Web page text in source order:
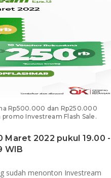
Rp500.000 dan Rp250.000
Investream Flash Sale.
2022 pukul 19.00 -
WIB
sudah menonton Investream